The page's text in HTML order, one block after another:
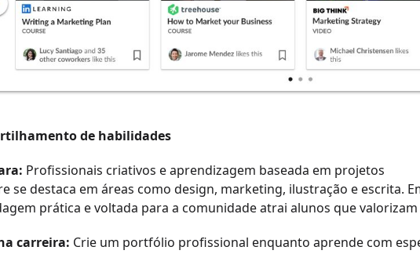
de habilidades
Profissionais criativos e aprendizagem baseada em projetos
se destaca em áreas como design, marketing, ilustração e escrita.
prática e voltada para a comunidade atrai alunos que
carreira: Crie um portfólio profissional enquanto aprende com